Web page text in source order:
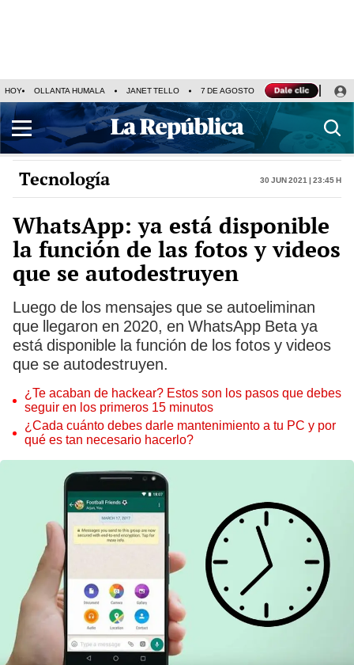
HOY OLLANTA HUMALA JANET TELLO 7 DE AGOSTO TINKA RESULTADOS
Tecnología 30 Jun 2021 | 23:45 h
WhatsApp: ya está disponible
la función de las fotos y videos
que se autodestruyen
Luego de los mensajes que se autoeliminan
que llegaron en 2020, en WhatsApp Beta ya
está disponible la función de los fotos y videos
que se autodestruyen.
¿Te acaban de hackear? Estos son los pasos que debes
seguir en los primeros 15 minutos
¿Cada cuánto debes darle mantenimiento a tu PC y por
qué es tan necesario hacerlo?